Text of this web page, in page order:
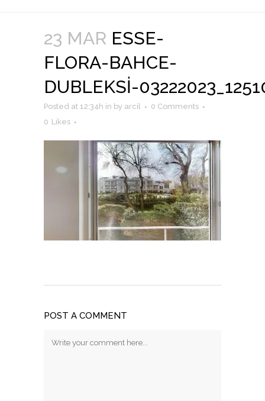
23 MAR ESSE-
FLORA-BAHCE-
DUBLEKSI-
Posted at 12:34h in by arcil
0 Comments
0 Likes
POST A COMMENT